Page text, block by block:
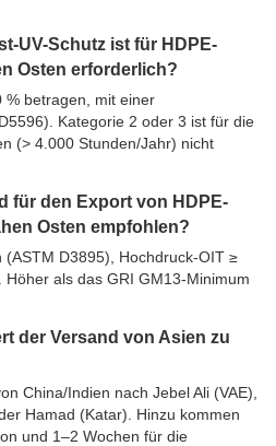
UV-Schutz ist für HDPE-
Osten erforderlich?
% betragen, mit einer
Kategorie 2 oder 3 ist für die
(> 4.000 Stunden/Jahr) nicht
für den Export von HDPE-
Osten empfohlen?
D3895), Hochdruck-OIT ≥
als das GRI GM13-Minimum
der Versand von Asien zu
China/Indien nach Jebel Ali (VAE),
Hamad (Katar). Hinzu kommen
und 1–2 Wochen für die